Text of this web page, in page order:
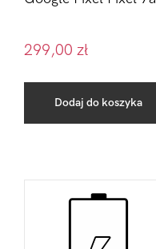
299,00 zł
Dodaj do koszyka